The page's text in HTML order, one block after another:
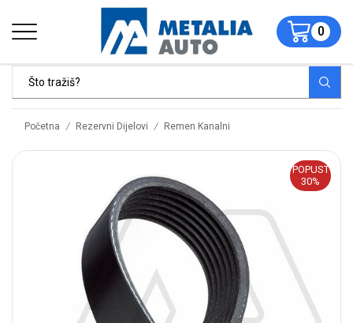
0
Početna / Rezervni Dijelovi / Remen Kanalni
POPUST
30%